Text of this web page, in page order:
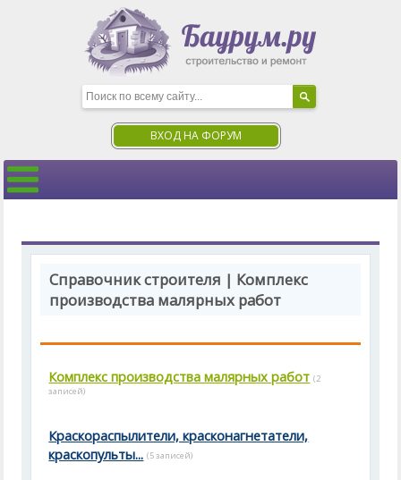
ВХОД НА ФОРУМ
Справочник строителя | Комплекс
производства малярных работ
Комплекс производства малярных работ (2
записей)
Краскораспылители, красконагнетатели,
краскопульты... (5 записей)